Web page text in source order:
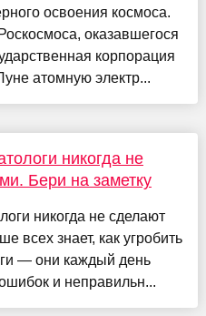
освоения космоса.
оказавшегося
корпорация
атомную электр...
никогда не
Бери на заметку
никогда не сделают
всех знает, как угробить
— они каждый день
и неправильн...